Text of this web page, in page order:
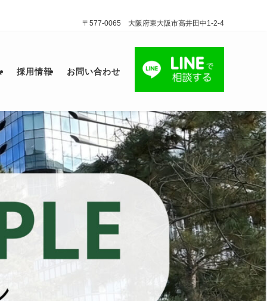
〒577-0065 大阪府東大阪市高井田中1-2-4
採用情報 お問い合わせ